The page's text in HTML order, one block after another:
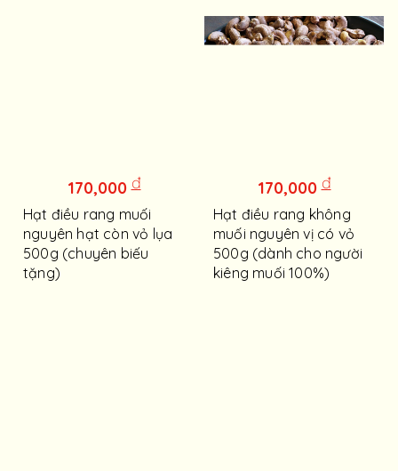
170,000 đ
Hạt điều rang muối
nguyên hạt còn vỏ lụa
500g (chuyên biếu
tặng)
170,000 đ
Hạt điều rang không
muối nguyên vị có vỏ
500g (dành cho người
kiêng muối 100%)